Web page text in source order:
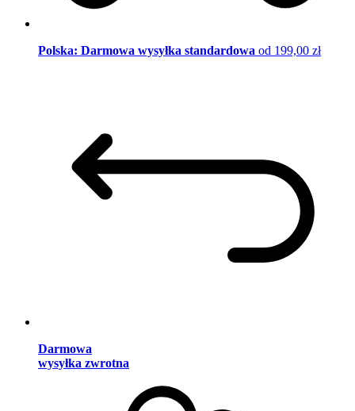
Polska: Darmowa wysyłka standardowa od 199,00 zł
Darmowa
wysyłka zwrotna